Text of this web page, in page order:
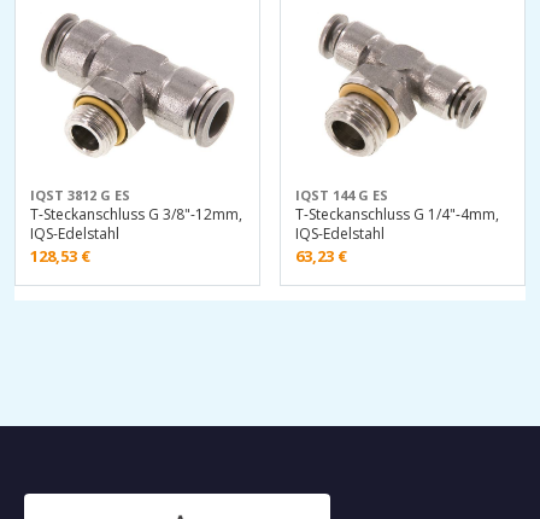
IQST 3812 G ES
T-Steckanschluss G 3/8"-12mm,
IQS-Edelstahl
128,53 €
IQST 144 G ES
T-Steckanschluss G 1/4"-4mm,
IQS-Edelstahl
63,23 €